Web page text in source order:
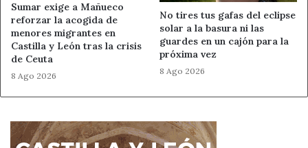
acción climática Ahora León
Cambio Climático
Día Mundial del Medio Ambiente
naturaleza en León Noticias de León
Sumar exige a Mañueco
reforzar la acogida de
menores migrantes en
Castilla y León tras la crisis
de Ceuta
8 Ago 2026
No tires tus gafas del eclipse
solar a la basura ni las
guardes en un cajón para la
próxima vez
8 Ago 2026